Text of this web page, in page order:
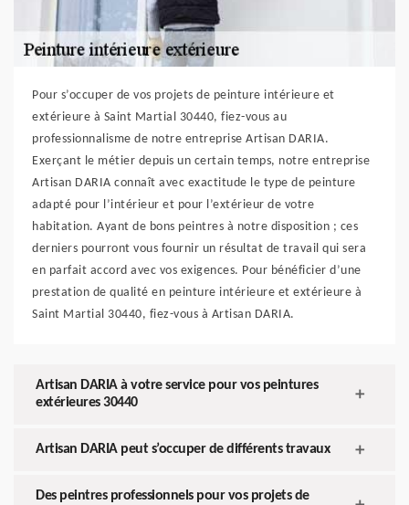
Pour s’occuper de vos projets de peinture intérieure et
extérieure à Saint Martial 30440, fiez-vous au
professionnalisme de notre entreprise Artisan DARIA.
Exerçant le métier depuis un certain temps, notre entreprise
Artisan DARIA connaît avec exactitude le type de peinture
adapté pour l’intérieur et pour l’extérieur de votre
habitation. Ayant de bons peintres à notre disposition ; ces
derniers pourront vous fournir un résultat de travail qui sera
en parfait accord avec vos exigences. Pour bénéficier d’une
prestation de qualité en peinture intérieure et extérieure à
Saint Martial 30440, fiez-vous à Artisan DARIA.
Artisan DARIA à votre service pour vos peintures
extérieures 30440
Artisan DARIA peut s’occuper de différents travaux
Des peintres professionnels pour vos projets de